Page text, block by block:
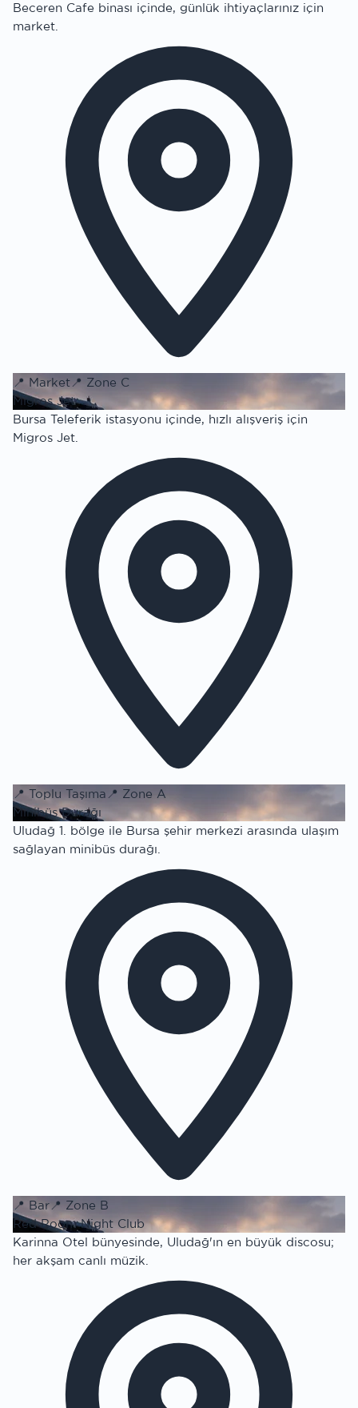
Beceren Cafe binası içinde, günlük ihtiyaçlarınız için
market.
📍 Market 📍 Zone C
Migros Jet
Bursa Teleferik istasyonu içinde, hızlı alışveriş için
Migros Jet.
📍 Toplu Taşıma 📍 Zone A
Minibüs Durağı
Uludağ 1. bölge ile Bursa şehir merkezi arasında ulaşım
sağlayan minibüs durağı.
📍 Bar📍 Zone B
Red Room Night Club
Karinna Otel bünyesinde, Uludağ'ın en büyük discosu;
her akşam canlı müzik.